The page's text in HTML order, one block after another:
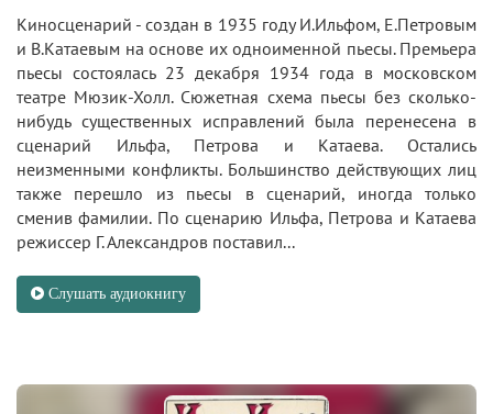
Киносценарий - создан в 1935 году И.Ильфом, Е.Петровым
и В.Катаевым на основе их одноименной пьесы. Премьера
пьесы состоялась 23 декабря 1934 года в московском
театре Мюзик-Холл. Сюжетная схема пьесы без сколько-
нибудь существенных исправлений была перенесена в
сценарий Ильфа, Петрова и Катаева. Остались
неизменными конфликты. Большинство действующих лиц
также перешло из пьесы в сценарий, иногда только
сменив фамилии. По сценарию Ильфа, Петрова и Катаева
режиссер Г. Александров поставил...
Слушать аудиокнигу